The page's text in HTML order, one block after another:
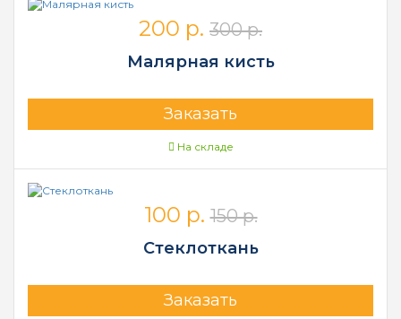
200 р. 300 р.
Малярная кисть
Заказать
На складе
100 р. 150 р.
Стеклоткань
Заказать